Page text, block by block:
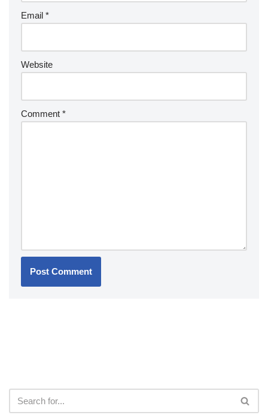
Email *
Website
Comment *